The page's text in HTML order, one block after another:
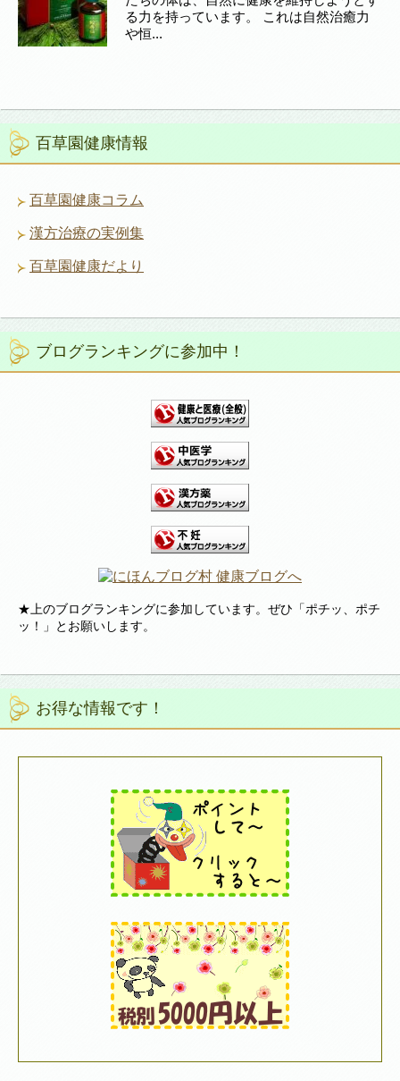
る力を持っています。 これは自然治癒力
や恒...
百草園健康情報
百草園健康コラム
漢方治療の実例集
百草園健康だより
ブログランキングに参加中！
★上のブログランキングに参加しています。ぜひ「ポチッ、ポチ
ッ！」とお願いします。
お得な情報です！